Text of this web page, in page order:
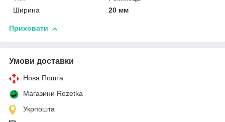
Ширина
20 мм
Приховати
Умови доставки
Нова Пошта
Магазини Rozetka
Укрпошта